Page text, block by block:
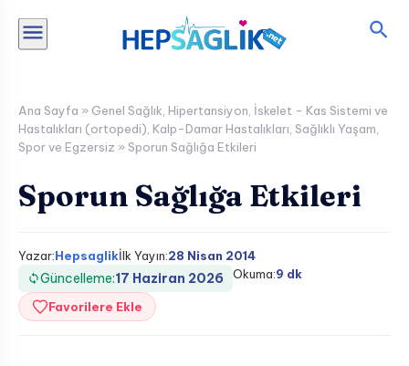
atla
Ana Sayfa » Genel Sağlık Hipertansiyon İskelet - Kas Sistemi ve
Hastalıkları (ortopedi) Kalp-Damar Hastalıkları Sağlıklı Yaşam
Spor ve Egzersiz »Sporun Sağlığa Etkileri
Sporun Sağlığa Etkileri
Yazar:Hepsaglikİlk Yayın:28 Nisan 2014
Güncelleme:17 Haziran 2026 Okuma:9 dk
Favorilere Ekle